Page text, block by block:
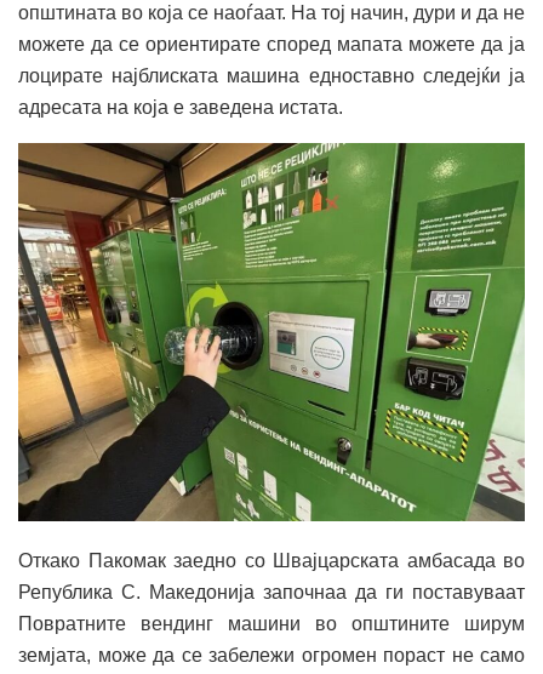
општината во која се наоѓаат. На тој начин, дури и да не
можете да се ориентирате според мапата можете да ја
лоцирате најблиската машина едноставно следејќи ја
адресата на која е заведена истата.
Откако Пакомак заедно со Швајцарската амбасада во
Република С. Македонија започнаа да ги поставуваат
Повратните вендинг машини во општините ширум
земјата, може да се забележи огромен пораст не само